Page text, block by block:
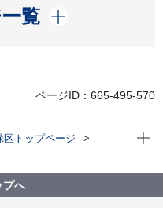
覧
く
ページID：665-495-570
区トップページ
談
現在
プへ